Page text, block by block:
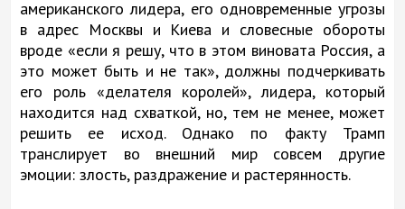
американского лидера, его одновременные угрозы
в адрес Москвы и Киева и словесные обороты
вроде «если я решу, что в этом виновата Россия, а
это может быть и не так», должны подчеркивать
его роль «делателя королей», лидера, который
находится над схваткой, но, тем не менее, может
решить ее исход. Однако по факту Трамп
транслирует во внешний мир совсем другие
эмоции: злость, раздражение и растерянность.